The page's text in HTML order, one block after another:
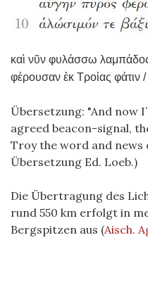
καὶ νῦν φυλάσσω
φέρουσαν ἐκ Τροίας φάτιν /
Übersetzung: "And now
agreed beacon-signal,
Troy the word and news
Übersetzung Ed. Loeb.)
Die Übertragung des
rund 550 km erfolgt in
Bergspitzen aus (Aisch.